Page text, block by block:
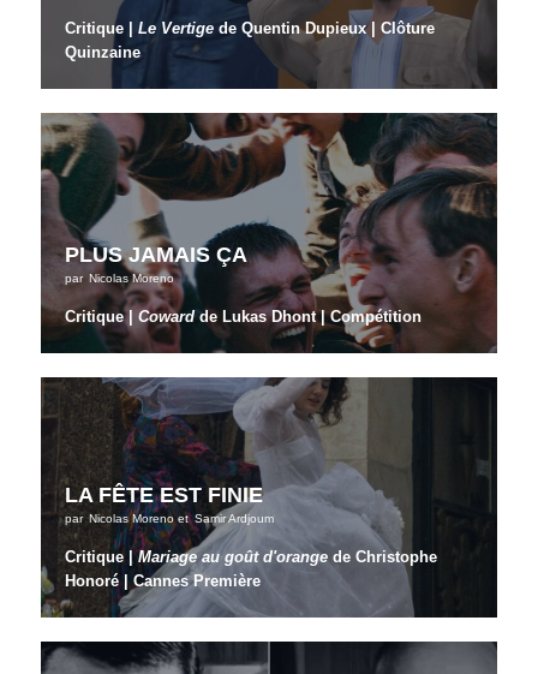
Critique |Le Vertige de Quentin Dupieux | Clôture
Quinzaine
PLUS JAMAIS ÇA
par Nicolas Moreno
Critique |Cowardde Lukas Dhont | Compétition
LA FÊTE EST FINIE
par Nicolas Morenoet Samir Ardjoum
Critique |Mariage au goût d'orange de Christophe
Honoré | Cannes Première